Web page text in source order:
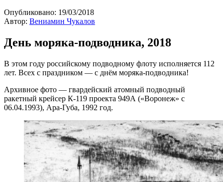
Опубликовано: 19/03/2018
Автор: Вениамин Чукалов
День моряка-подводника, 2018
В этом году российскому подводному флоту исполняется 112
лет. Всех с праздником — с днём моряка-подводника!
Архивное фото — гвардейский атомный подводный
ракетный крейсер К-119 проекта 949А («Воронеж» с
06.04.1993), Ара-Губа, 1992 год.